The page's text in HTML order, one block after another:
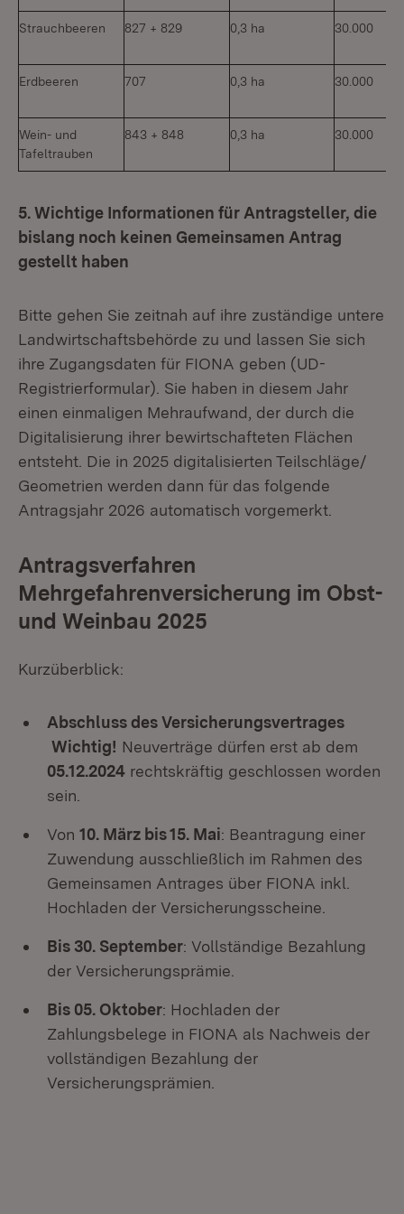
Strauchbeeren 827 + 829 0,3 ha 30.000
Erdbeeren 707 0,3 ha 30.000
Wein- und
Tafeltrauben
843 + 848 0,3 ha 30.000
5. Wichtige Informationen für Antragsteller, die
bislang noch keinen Gemeinsamen Antrag
gestellt haben
Bitte gehen Sie zeitnah auf ihre zuständige untere
Landwirtschaftsbehörde zu und lassen Sie sich
ihre Zugangsdaten für FIONA geben (UD-
Registrierformular). Sie haben in diesem Jahr
einen einmaligen Mehraufwand, der durch die
Digitalisierung ihrer bewirtschafteten Flächen
entsteht. Die in 2025 digitalisierten Teilschläge/
Geometrien werden dann für das folgende
Antragsjahr 2026 automatisch vorgemerkt.
Antragsverfahren
Mehrgefahrenversicherung im Obst-
und Weinbau 2025
Kurzüberblick:
Abschluss des Versicherungsvertrages
Wichtig! Neuverträge dürfen erst ab dem
05.12.2024 rechtskräftig geschlossen worden
sein.
Von 10. März bis 15. Mai: Beantragung einer
Zuwendung ausschließlich im Rahmen des
Gemeinsamen Antrages über FIONA inkl.
Hochladen der Versicherungsscheine.
Bis 30. September: Vollständige Bezahlung
der Versicherungsprämie.
Bis 05. Oktober: Hochladen der
Zahlungsbelege in FIONA als Nachweis der
vollständigen Bezahlung der
Versicherungsprämien.